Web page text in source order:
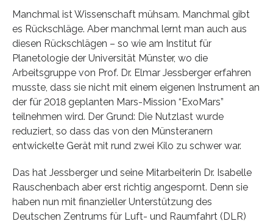
Manchmal ist Wissenschaft mühsam. Manchmal gibt
es Rückschläge. Aber manchmal lernt man auch aus
diesen Rückschlägen – so wie am Institut für
Planetologie der Universität Münster, wo die
Arbeitsgruppe von Prof. Dr. Elmar Jessberger erfahren
musste, dass sie nicht mit einem eigenen Instrument an
der für 2018 geplanten Mars-Mission “ExoMars”
teilnehmen wird. Der Grund: Die Nutzlast wurde
reduziert, so dass das von den Münsteranern
entwickelte Gerät mit rund zwei Kilo zu schwer war.
Das hat Jessberger und seine Mitarbeiterin Dr. Isabelle
Rauschenbach aber erst richtig angespornt. Denn sie
haben nun mit finanzieller Unterstützung des
Deutschen Zentrums für Luft- und Raumfahrt (DLR)